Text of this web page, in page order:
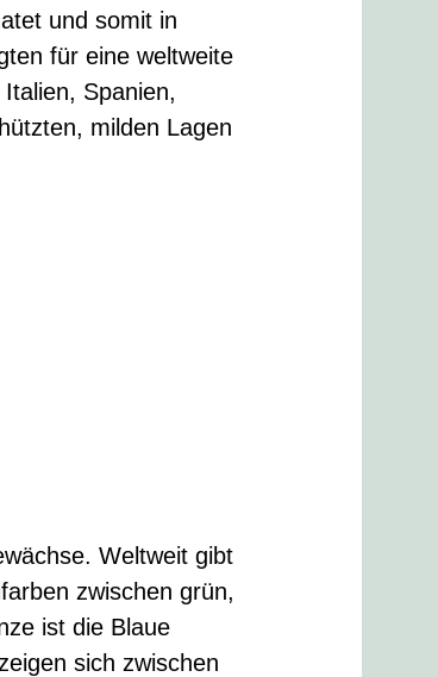
und somit in
für eine weltweite
Spanien,
milden Lagen
Weltweit gibt
zwischen grün,
ist die Blaue
sich zwischen